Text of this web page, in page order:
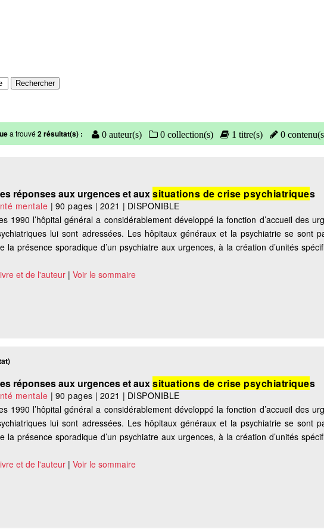
a trouvé2 résultat(s) : 0 auteur(s) 0 collection(s) 1 titre(s) 0
réponses aux urgences et auxsituations de crise psychiatriques
mentale | 90 pages | 2021 | DISPONIBLE
1990 l’hôpital général a considérablement développé la fonction d’accueil des
lui sont adressées. Les hôpitaux généraux et la psychiatrie se sont
la présence sporadique d’un psychiatre aux urgences, à la création d’unités
et de l'auteur |Voir le sommaire
réponses aux urgences et auxsituations de crise psychiatriques
mentale | 90 pages | 2021 | DISPONIBLE
1990 l’hôpital général a considérablement développé la fonction d’accueil des
lui sont adressées. Les hôpitaux généraux et la psychiatrie se sont
la présence sporadique d’un psychiatre aux urgences, à la création d’unités
et de l'auteur |Voir le sommaire